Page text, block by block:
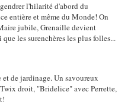
l'hilarité d'abord du
entière et même du Monde! On
jubile, Grenaille devient
les surenchères les plus folles...
de jardinage. Un savoureux
droit, "Bridelice" avec Perrette,